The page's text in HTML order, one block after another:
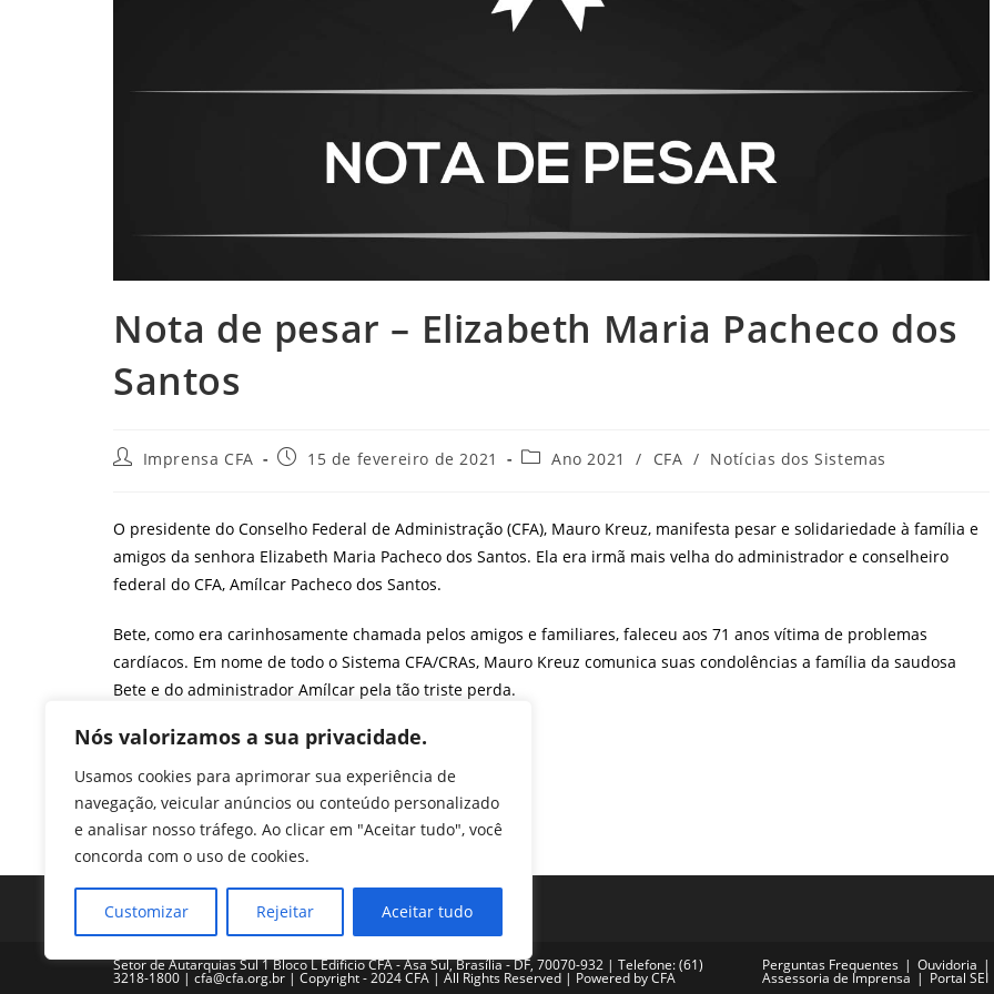
Nós valorizamos a sua privacidade.
Usamos cookies para aprimorar sua experiência de
navegação, veicular anúncios ou conteúdo personalizado
e analisar nosso tráfego. Ao clicar em "Aceitar tudo", você
concorda com o uso de cookies.
Customizar Rejeitar Aceitar tudo
Nota de pesar – Elizabeth Maria Pacheco dos
Santos
AutorImprensa CFA
Post15 de fevereiro de 2021
Categoria
Ano 2021 / CFA / Notícias dos Sistemas
O presidente do Conselho Federal de Administração (CFA), Mauro Kreuz, manifesta pesar e solidariedade à família e
amigos da senhora Elizabeth Maria Pacheco dos Santos. Ela era irmã mais velha do administrador e conselheiro
federal do CFA, Amílcar Pacheco dos Santos.
Bete, como era carinhosamente chamada pelos amigos e familiares, faleceu aos 71 anos vítima de problemas
cardíacos. Em nome de todo o Sistema CFA/CRAs, Mauro Kreuz comunica suas condolências a família da saudosa
Bete e do administrador Amílcar pela tão triste perda.
F
a
c
e
b
o
o
T
w
itt
er
Li
n
k
e
dI
n
W
h
at
s
A
p
p
M
e
ss
e
n
er
Pr
in
tF
ri
e
n
dl
TAGS:NOTA DE PESAR
Perguntas Frequentes Ouvidoria
Assessoria de Imprensa Portal SEI
Setor de Autarquias Sul 1 Bloco L Edificio CFA - Asa Sul, Brasília - DF, 70070-932 | Telefone: (61)
3218-1800 | cfa@cfa.org.br | Copyright - 2024 CFA | All Rights Reserved | Powered by CFA